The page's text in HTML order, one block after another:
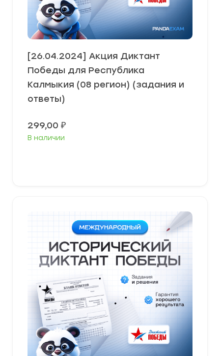
[26.04.2024] Акция Диктант
Победы для Республика
Калмыкия (08 регион) (задания и
ответы)
299,00 ₽
В наличии